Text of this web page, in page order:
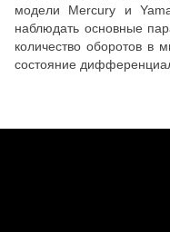
модели Mercury и
наблюдать основные
количество оборотов в
состояние